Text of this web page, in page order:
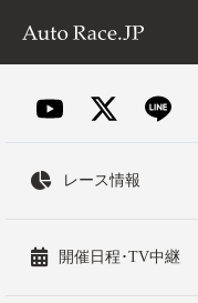
レース情報
開催日程･TV中継